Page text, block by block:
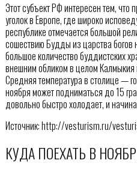
Этот субъект РФ интересен тем,
уголок в Европе, где широко
республике отмечается большой
сошествию Будды из царства
большое количество буддистских
внешним обликом в целом Калмыкия
Средняя температура в столице —
ноября может подниматься до 15
довольно быстро холодает, и
Источник: http://vesturism.ru/
КУДА ПОЕХАТЬ В